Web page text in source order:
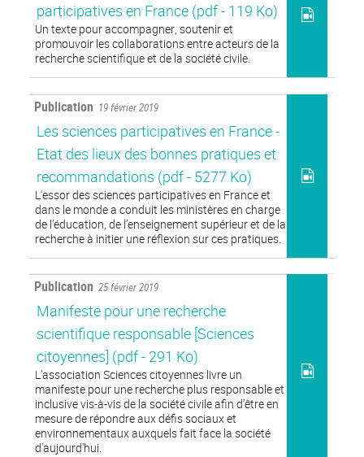
participatives en France (pdf - 119 Ko)
Un texte pour accompagner, soutenir et
promouvoir les collaborations entre acteurs de la
recherche scientifique et de la société civile.
Publication 19 février 2019
Les sciences participatives en France -
Etat des lieux des bonnes pratiques et
recommandations (pdf - 5277 Ko)
L'essor des sciences participatives en France et
dans le monde a conduit les ministères en charge
de l’éducation, de l’enseignement supérieur et de la
recherche à initier une réflexion sur ces pratiques.
Publication 25 février 2019
Manifeste pour une recherche
scientifique responsable [Sciences
citoyennes] (pdf - 291 Ko)
L'association Sciences citoyennes livre un
manifeste pour une recherche plus responsable et
inclusive vis-à-vis de la société civile afin d'être en
mesure de répondre aux défis sociaux et
environnementaux auxquels fait face la société
d'aujourd'hui.